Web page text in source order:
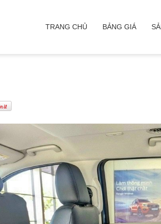
TRANG CHỦ BẢNG GIÁ